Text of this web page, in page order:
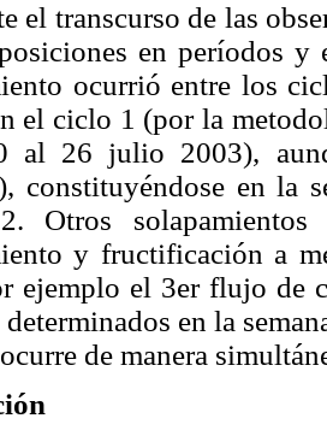
el transcurso de las
en períodos
ocurrió entre los
el ciclo 1 (por la
al 26 julio 2003),
constituyéndose en la
Otros
y fructificación a
ejemplo el 3er flujo de
determinados en la
de manera